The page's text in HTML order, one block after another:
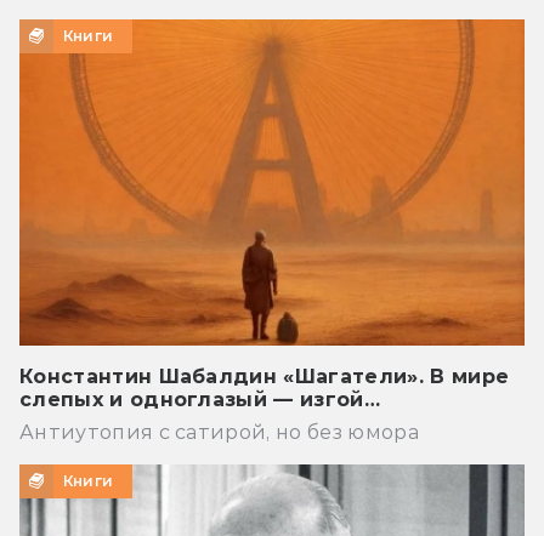
Книги
Константин Шабалдин «Шагатели». В мире
слепых и одноглазый — изгой…
Антиутопия с сатирой, но без юмора
Книги